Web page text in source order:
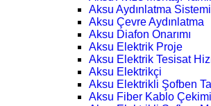
Aksu Aydınlatma Sistemi
Aksu Çevre Aydınlatma
Aksu Diafon Onarımı
Aksu Elektrik Proje
Aksu Elektrik Tesisat
Aksu Elektrikçi
Aksu Elektrikli Şofben
Aksu Fiber Kablo Çekimi